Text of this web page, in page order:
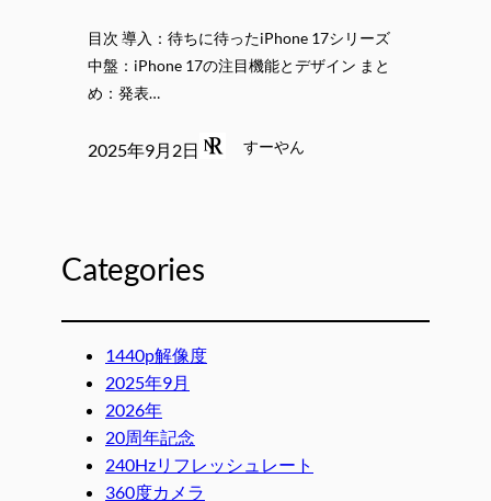
目次 導入：待ちに待ったiPhone 17シリーズ
中盤：iPhone 17の注目機能とデザイン まと
め：発表…
2025年9月2日 すーやん
Categories
1440p解像度
2025年9月
2026年
20周年記念
240Hzリフレッシュレート
360度カメラ